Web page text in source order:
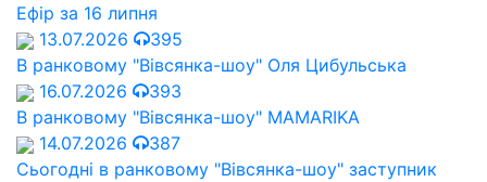
Ефір за 16 липня
13.07.2026
395
В ранковому "Вівсянка-шоу" Оля Цибульська
16.07.2026
393
В ранковому "Вівсянка-шоу" MAMARIKA
14.07.2026
387
Сьогодні в ранковому "Вівсянка-шоу" заступник